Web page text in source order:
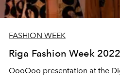
FASHION WEEK
Riga Fashion Week
QooQoo presentation at the